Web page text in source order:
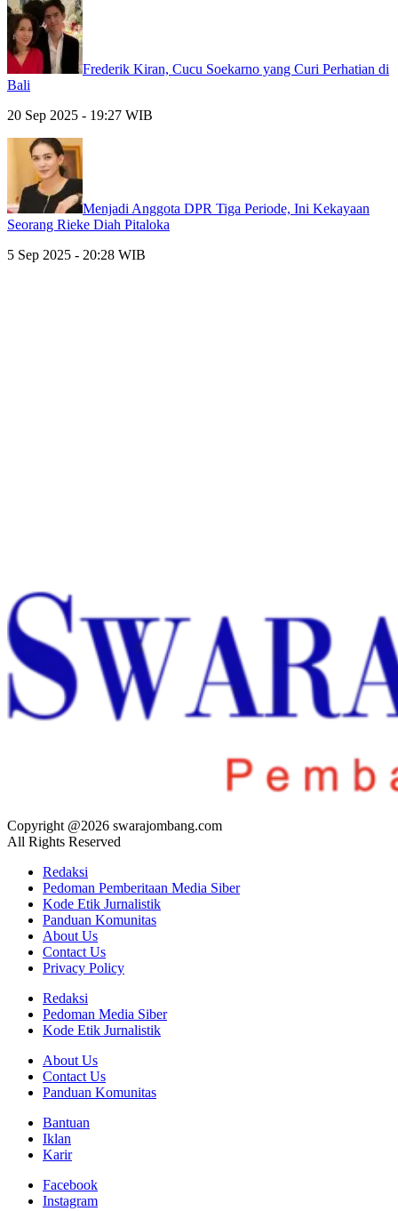
Frederik Kiran, Cucu Soekarno yang Curi Perhatian di
Bali
20 Sep 2025 - 19:27 WIB
Menjadi Anggota DPR Tiga Periode, Ini Kekayaan
Seorang Rieke Diah Pitaloka
5 Sep 2025 - 20:28 WIB
Copyright @2026 swarajombang.com
All Rights Reserved
Redaksi
Pedoman Pemberitaan Media Siber
Kode Etik Jurnalistik
Panduan Komunitas
About Us
Contact Us
Privacy Policy
Redaksi
Pedoman Media Siber
Kode Etik Jurnalistik
About Us
Contact Us
Panduan Komunitas
Bantuan
Iklan
Karir
Facebook
Instagram